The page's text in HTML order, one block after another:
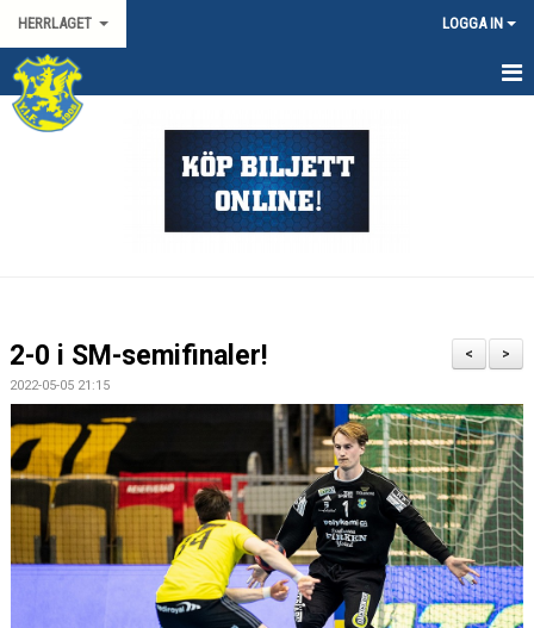
HERRLAGET LOGGA IN
HEM
SPORTGRUPP HERR
HANDBOLLSLIGAN HERR
SVENSKA CUPEN HERR
>
<
2-0 i SM-semifinaler!
2022-05-05 21:15